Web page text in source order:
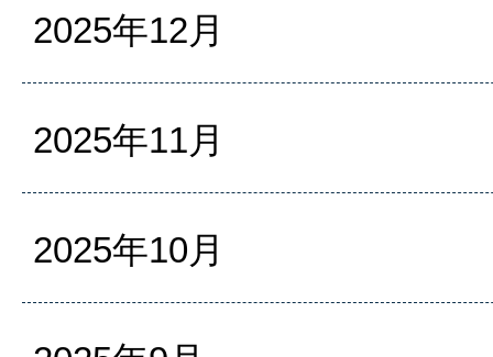
2025年12月
2025年11月
2025年10月